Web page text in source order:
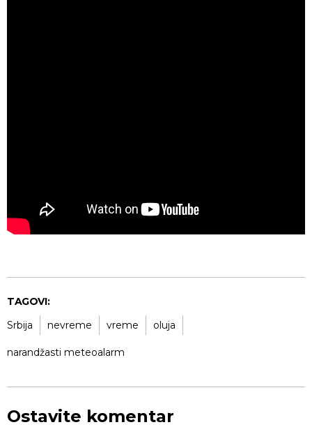
TAGOVI:
Srbija
nevreme vreme oluja
narandžasti meteoalarm
Ostavite komentar